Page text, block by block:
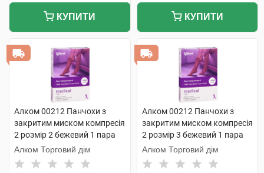
КУПИТИ КУПИТИ
Алком 00212 Панчохи з
закритим миском компресія
2 розмір 2 бежевий 1 пара
Алком Торговий дім
Алком 00212 Панчохи з
закритим миском компресія
2 розмір 3 бежевий 1 пара
Алком Торговий дім